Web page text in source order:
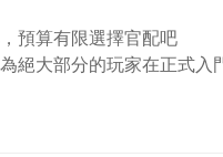
預算有限選擇官配吧
絕大部分的玩家在正式